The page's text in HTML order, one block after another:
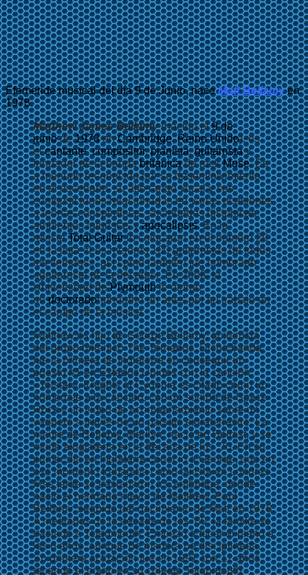
Efemeride musical del día 9 de Junio, naceMatt Bellamyen
1978.
Matthew James Bellamy(nacido el9 de
juniode1978enCambridge,Reino Unido), es
elcantante,compositor,pianista,guitarristay
fundador de la bandabritánicade rockMuse. Es
a menudo reconocido por su desenvolvimiento
en el escenario, su alto rango vocal y sus
composiciones relacionadas en varias ocasiones
a teorías conspirativas, sociedades distópicas,
ambientes futuristas yapocalipsis.En la
revistaTotal Guitarlo colocaron en el número 29
en la lista «Los mejores 100 guitarristas de todos
los tiempos», así como también fue nombrado
«guitarrista de la década». En 2008, la
Universidad dePlymouthle otorgó
undoctoradohonorario en artes por su trabajo en
el campo de la música.
Matthew es hijo de George Bellamy, guitarrista
del grupo británico The Tornados. Dicha banda
fue la primera de Inglaterra en conseguir un
puesto #1 en Estados Unidos con la canción
«Telstar». Knights of Cydonia es citado como un
homenaje a la canción, con un sonido de Space
Rock y un vídeo de acompañamiento sobre un
vaquero a través de un paisaje extraterrestre. La
madre de Bellamy, Marilyn, nació en Belfast, y se
mudó aInglaterra en la década de los ’70. En su
primer día en Inglaterra conoció a George, que en
ese momento trabajaba como taxista en Londres.
Más tarde se trasladaron a Cambridge, donde
nació el hermano mayor de Matthew, Paul
Bellamy, seguido del nacimiento de Matt en 1978.
A mediados de la década de los ’80, la familia se
trasladó a Teignmouth. Empezó a tocar el piano a
los 6 años, aunque de manera no disciplinada.
Su primera actuación fue en 1991 con 12 años,
tocando el piano en su colegio Teignmouth